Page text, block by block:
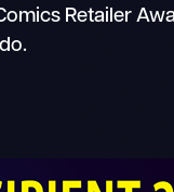
Retailer